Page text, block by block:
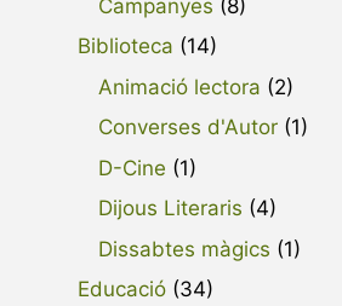
Campanyes (8)
Biblioteca (14)
Animació lectora (2)
Converses d'Autor (1)
D-Cine (1)
Dijous Literaris (4)
Dissabtes màgics (1)
Educació (34)